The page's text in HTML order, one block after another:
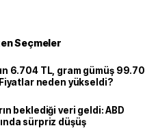
Seçmeler
6.704 TL, gram gümüş 99.70
neden yükseldi?
beklediği veri geldi: ABD
sürpriz düşüş